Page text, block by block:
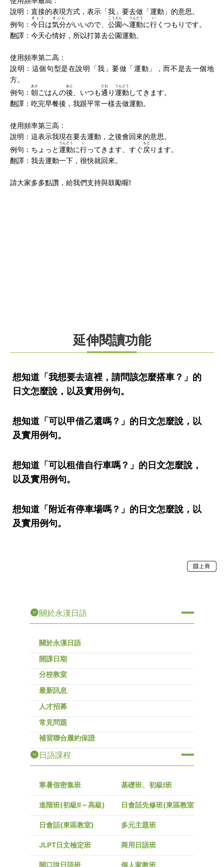
說明：直接的表現方式，表示「我」要去做「運動」的意思。
例句： 今日
きょう
は気分
きぶん
がいいので、 公園
こうえん
へ運動
うんどう
に行
い
くつもりです。
翻譯：今天心情好，所以打算去公園運動。
使用頻率第二高：
說明：這個句型是在說明「我」要做「運動」，而不是去一個地
方。
例句： 朝
あさ
ごはんの後
あと
、いつも通
どお
り運動
うんどう
してきます。
翻譯：吃完早餐後，我跟平常一樣去做運動。
使用頻率第三高：
說明：這表示我現在要去運動，之後會回來的意思。
例句：ちょっと運動
うんどう
に行
い
ってきます、すぐ戻
もど
ります。
翻譯：我去運動一下，很快就回來。
請大家多多點讚，給我們支持與鼓勵喔!
延伸閱讀功能
想知道「我想要去這裡，請問該怎麼搭車？」的
日文怎麼說，以及實用例句。
想知道「可以甲借乙還嗎？」的日文怎麼說，以
及實用例句。
想知道「可以租借自行車嗎？」的日文怎麼說，
以及實用例句。
想知道「附近有停車場嗎？」的日文怎麼說，以
及實用例句。
關於永漢日語
關於永漢日語
開課日期
分校教室
最新訊息
人才招募
常見問題
補習聯合履約保證
日語課程
寒暑假密集班 基礎班、初級I班
進階班(初級Ⅱ～高級) 日會話先修班(東區教室)
日會話(東區教室) 多元主題班
JLPT日文檢定班 商用日語班
開口說日語班 個人家教班